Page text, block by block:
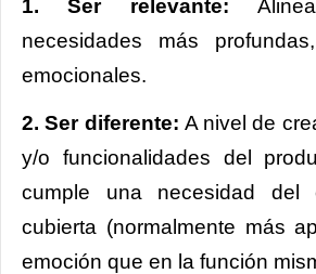
1. Ser relevante:
necesidades más
emocionales.
2. Ser diferente: A nivel de
y/o funcionalidades del
cumple una necesidad del
cubierta (normalmente más
emoción que en la función